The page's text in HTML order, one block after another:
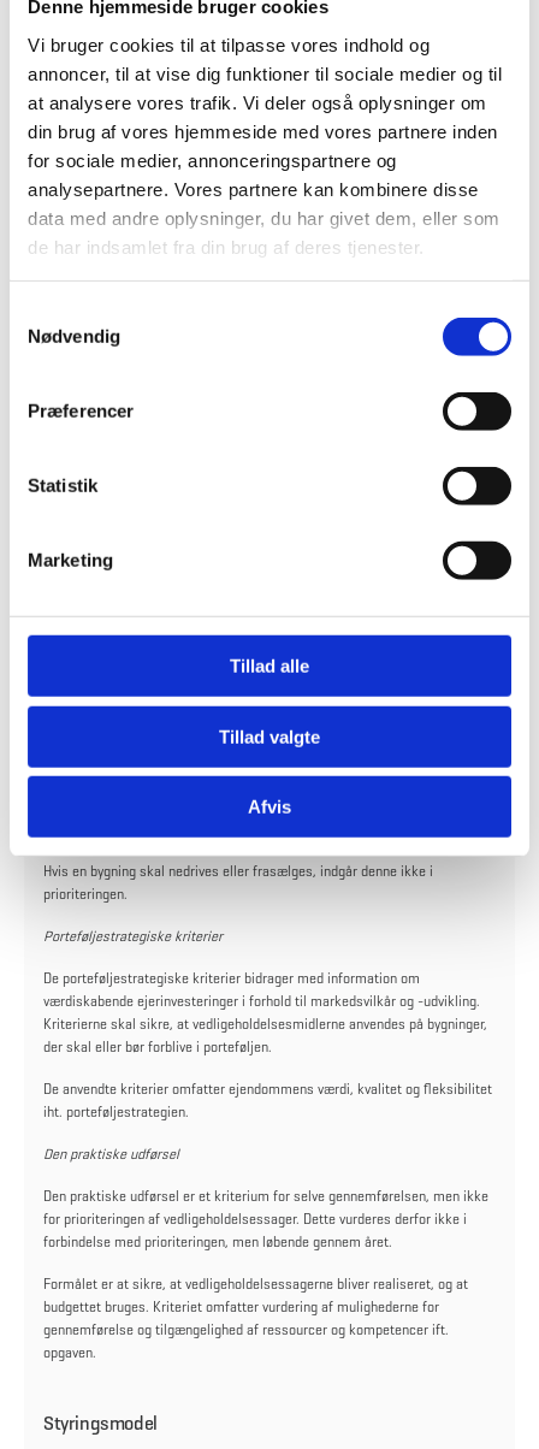
Denne hjemmeside bruger cookies
Vi bruger cookies til at tilpasse vores indhold og
annoncer, til at vise dig funktioner til sociale medier og til
at analysere vores trafik. Vi deler også oplysninger om
din brug af vores hjemmeside med vores partnere inden
for sociale medier, annonceringspartnere og
analysepartnere. Vores partnere kan kombinere disse
data med andre oplysninger, du har givet dem, eller som
de har indsamlet fra din brug af deres tjenester.
Nødvendig
Præferencer
Statistik
Marketing
Tillad alle
Tillad valgte
Afvis
Hent ovenstående illustration som pdf.
Prioriteringskriterier for Kontorporteføljen
Bygningsstyrelsen har udarbejdet et regelsæt for prioriteringskriterier og
deres kvalitative vægtning, som anvendes for at sikre ensartethed og
gennemsigtighed i prioriteringen af vedligeholdelsessager.
Prioriteringskriterierne er oplistet i henhold til deres indbyrdes vægtning,
hvilket betyder, at bygningernes tilstand og vedligeholdelsesbehov
tillægges størst betydning i prioriteringen for det kommende budgetår.
Bygningsfaglige kriterier
stand og potentialer for tilstandsforbedring. Kriterierne skal sikre, at
vedligeholdelsesbehov håndteres, inden de fører til akutte skader eller
opretholder sin stand og værdi.
risiko for skader, derudover indgår omkostningseffektivitet, energi- og
indeklima samt kosmetiske hensyn.
kunderelaterede lokalebehov, så kunderne så vidt muligt kan opretholde
deres kernedrift. Kriterierne skal sikre, at vedligeholdelsesmidler anvendes
Derudover indgår kundebevægelser og økonomi i forbindelse med
Hvis en bygning skal nedrives eller frasælges, indgår denne ikke i
prioriteringen.
Porteføljestrategiske kriterier
De porteføljestrategiske kriterier bidrager med information om
værdiskabende ejerinvesteringer i forhold til markedsvilkår og -udvikling.
Kriterierne skal sikre, at vedligeholdelsesmidlerne anvendes på bygninger,
der skal eller bør forblive i porteføljen.
De anvendte kriterier omfatter ejendommens værdi, kvalitet og fleksibilitet
iht. porteføljestrategien.
Den praktiske udførsel
Den praktiske udførsel er et kriterium for selve gennemførelsen, men ikke
for prioriteringen af vedligeholdelsessager. Dette vurderes derfor ikke i
forbindelse med prioriteringen, men løbende gennem året.
Formålet er at sikre, at vedligeholdelsessagerne bliver realiseret, og at
budgettet bruges. Kriteriet omfatter vurdering af mulighederne for
gennemførelse og tilgængelighed af ressourcer og kompetencer ift.
opgaven.
Styringsmodel